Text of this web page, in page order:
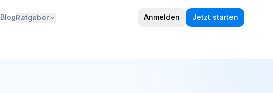
BlogRatgeber Anmelden Jetzt starten